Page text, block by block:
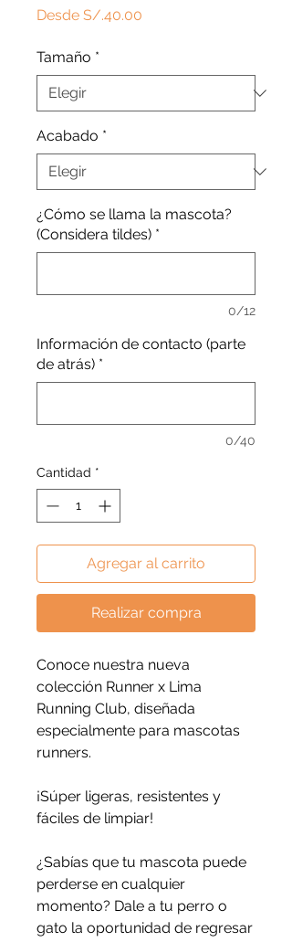
Desde S/.40.00
Tamaño *
Acabado *
¿Cómo se llama la mascota?
(Considera tildes) *
0/12
Información de contacto (parte
de atrás) *
0/40
Cantidad *
Agregar al carrito
Realizar compra
Conoce nuestra nueva
colección Runner x Lima
Running Club, diseñada
especialmente para mascotas
runners.
¡Súper ligeras, resistentes y
fáciles de limpiar!
¿Sabías que tu mascota puede
perderse en cualquier
momento? Dale a tu perro o
gato la oportunidad de regresar